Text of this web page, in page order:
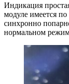
Индикация
модуле имеется
синхронно
нормальном